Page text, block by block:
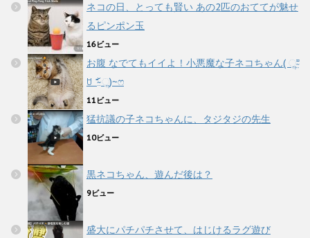
ネコの日、とっても賢い あの2匹のおててが魅せ
るピンポン玉
16ビュー
お腹 なでてもイイよ！小悪魔な子ネコちゃん( ૢ⁼̴̤̆
ꇴ ⁼̴̤̆ ૢ)~ෆ
11ビュー
猛抗議の子ネコちゃんに、タジタジの先生
10ビュー
黒ネコちゃん、遊んだ後は？
9ビュー
盛大にパチパチさせて、はじけるラグ遊び